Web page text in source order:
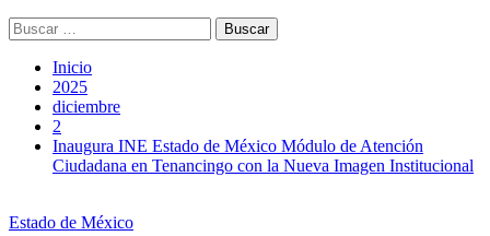
Buscar:
Inicio
2025
diciembre
2
Inaugura INE Estado de México Módulo de Atención
Ciudadana en Tenancingo con la Nueva Imagen Institucional
Estado de México